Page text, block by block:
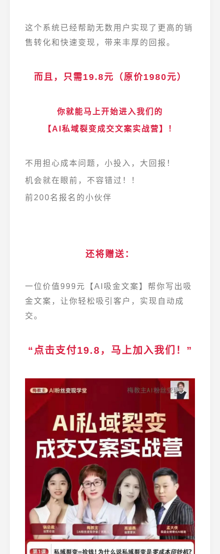
这个系统已经帮助无数用户实现了更高的销
售转化和快速变现，带来丰厚的回报。
而且，只需19.8元（原价1980元）
你就能马上开始进入我们的
【AI私域裂变成交文案实战营】！
不用担心成本问题，小投入，大回报！
机会就在眼前，不容错过！！
前200名报名的小伙伴
还将赠送：
一位价值999元【AI吸金文案】帮你写出吸
金文案，让你轻松吸引客户，实现自动成
交。
“点击支付19.8，马上加入我们！”